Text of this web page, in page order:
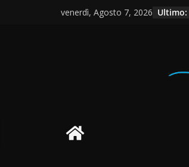
venerdì, Agosto 7, 2026 Ultimo: